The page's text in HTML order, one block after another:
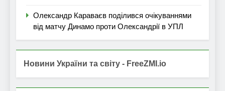
Олександр Караваєв поділився очікуваннями
від матчу Динамо проти Олександрії в УПЛ
Новини України та світу - FreeZMI.io